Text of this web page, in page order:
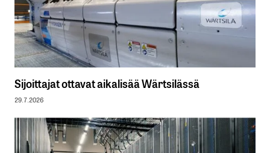
Sijoittajat ottavat aikalisää Wärtsilässä
29.7.2026